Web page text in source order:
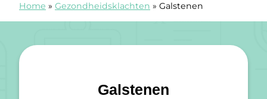
Home » Gezondheidsklachten » Galstenen
Galstenen